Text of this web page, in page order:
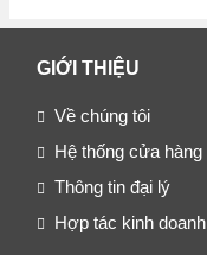
GIỚI THIỆU
Về chúng tôi
Hệ thống cửa hàng
Thông tin đại lý
Hợp tác kinh doanh